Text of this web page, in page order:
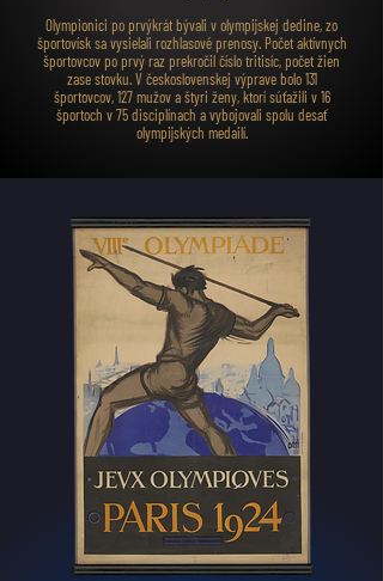
Olympionici po prvýkrát bývali v olympijskej dedine, zo
športovísk sa vysielali rozhlasové prenosy. Počet aktívnych
športovcov po prvý raz prekročil číslo tritisíc, počet žien
zase stovku. V československej výprave bolo 131
športovcov, 127 mužov a štyri ženy, ktorí súťažili v 16
športoch v 75 disciplínach a vybojovali spolu desať
olympijských medailí.